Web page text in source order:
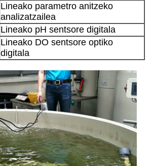
Lineako parametro anitzeko
analizatzailea
Lineako pH sentsore digitala
Lineako DO sentsore optiko
digitala